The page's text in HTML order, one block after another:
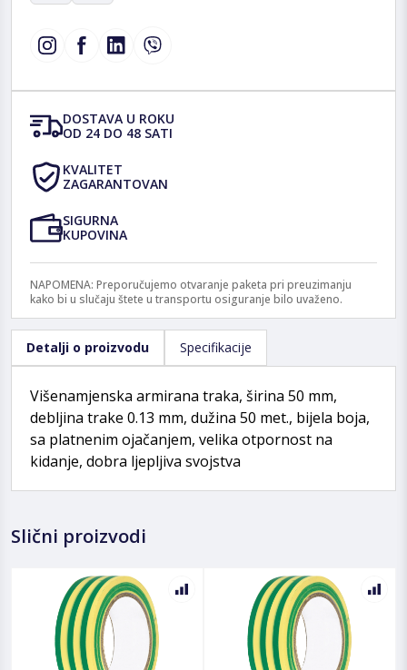
DOSTAVA U ROKU
OD 24 DO 48 SATI
KVALITET
ZAGARANTOVAN
SIGURNA
KUPOVINA
NAPOMENA: Preporučujemo otvaranje paketa pri preuzimanju
kako bi u slučaju štete u transportu osiguranje bilo uvaženo.
Detalji o proizvodu Specifikacije
Višenamjenska armirana traka, širina 50 mm,
debljina trake 0.13 mm, dužina 50 met., bijela boja,
sa platnenim ojačanjem, velika otpornost na
kidanje, dobra ljepljiva svojstva
Slični proizvodi